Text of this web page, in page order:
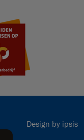
Design by ipsis